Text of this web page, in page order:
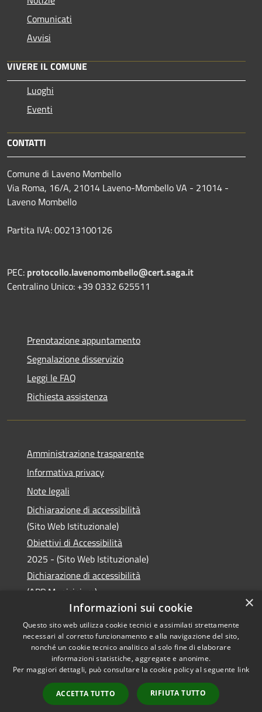
Comunicati
Avvisi
VIVERE IL COMUNE
Luoghi
Eventi
CONTATTI
Comune di Laveno Mombello
Via Roma, 16/A, 21014 Laveno-Mombello VA - 21014 -
Laveno Mombello
Partita IVA: 00213100126
PEC: protocollo.lavenomombello@cert.saga.it
Centralino Unico: +39 0332 625511
Prenotazione appuntamento
Segnalazione disservizio
Leggi le FAQ
Richiesta assistenza
Amministrazione trasparente
Informativa privacy
Note legali
Dichiarazione di accessibilità
(Sito Web Istituzionale)
Obiettivi di Accessibilità
2025 - (Sito Web Istituzionale)
Dichiarazione di accessibilità
(APP Municipium)
Accessibilità
Privacy
Mappa del sito
Copyright © 2026 • Comune di
Laveno Mombello • Powered
Municipium •Accesso
redazione
×
Informazioni sui cookie
Questo sito web utilizza cookie tecnici e assimilati strettamente
necessari al corretto funzionamento e alla navigazione del sito,
nonché un cookie tecnico analitico al solo fine di elaborare
informazioni statistiche, aggregate e anonime.
Per maggiori dettagli, può consultare la cookie policy al seguente link
ACCETTA TUTTO RIFIUTA TUTTO